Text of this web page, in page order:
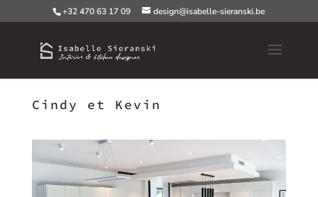
+32 470 63 17 09 design@isabelle-sieranski.be
Cindy et Kevin